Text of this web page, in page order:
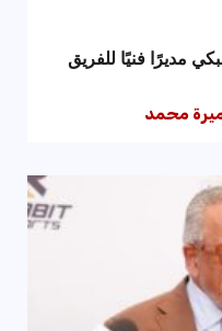
مديرًا فنيًا للفريق
محمد